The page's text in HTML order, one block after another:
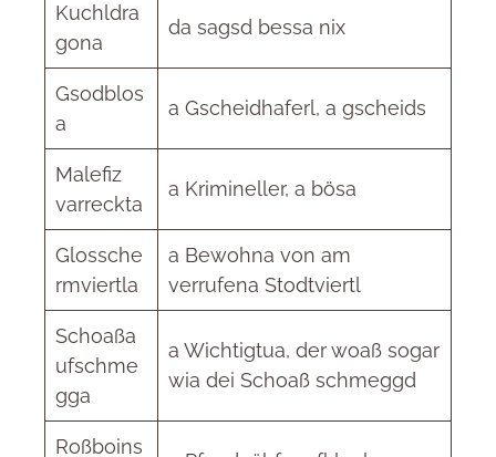
Kuchldra
gona
da sagsd bessa nix
Gsodblos
a
a Gscheidhaferl, a gscheids
Malefiz
varreckta
a Krimineller, a bösa
Glossche
rmviertla
a Bewohna von am
verrufena Stodtviertl
Schoaßa
ufschme
gga
a Wichtigtua, der woaß sogar
wia dei Schoaß schmeggd
Roßboins